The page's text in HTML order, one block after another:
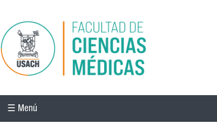
Pasar al contenido principal
☰ Menú